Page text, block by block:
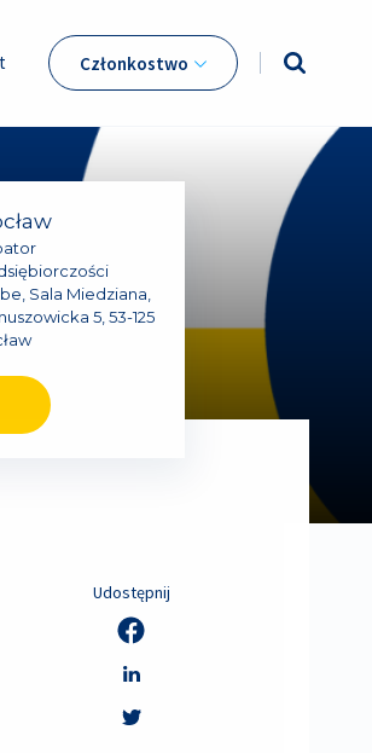
Członkostwo
Sala Miedziana,
5, 53-125
Udostępnij